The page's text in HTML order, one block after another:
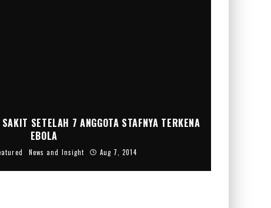
SETELAH 7 ANGGOTA STAFNYA TERKENA
EBOLA
News and Insight Aug 7, 2014